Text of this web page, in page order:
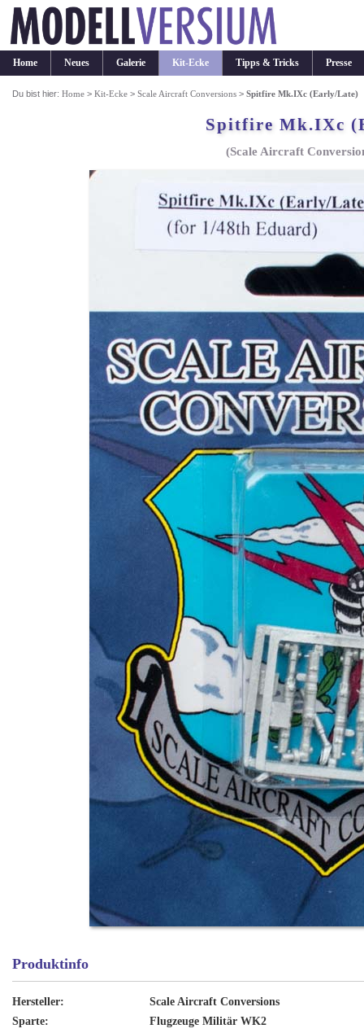
Home Neues Galerie Kit-Ecke Tipps & Tricks Presse
Du bist hier:Home >Kit-Ecke >Scale Aircraft Conversions >Spitfire Mk.IXc (Early/Late)
Spitfire Mk.IXc
(Scale Aircraft
Produktinfo
Hersteller:
Scale Aircraft Conversions
Sparte:
Flugzeuge Militär WK2